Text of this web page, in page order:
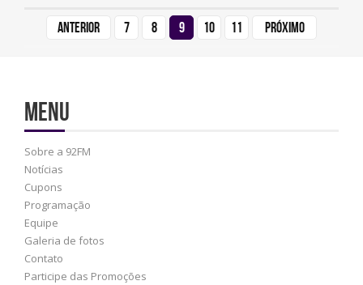
Anterior 7 8 9 10 11 Próximo
Menu
Sobre a 92FM
Notícias
Cupons
Programação
Equipe
Galeria de fotos
Contato
Participe das Promoções